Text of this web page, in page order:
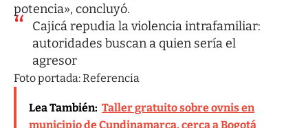
potencia», concluyó.
Cajicá repudia la violencia intrafamiliar:
autoridades buscan a quien sería el
agresor
Foto portada: Referencia
Lea También: Taller gratuito sobre ovnis en
municipio de Cundinamarca, cerca a Bogotá